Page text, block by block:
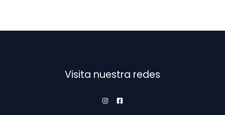
se
la
de
Visita nuestra redes